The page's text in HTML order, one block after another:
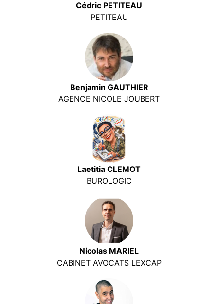
Cédric PETITEAU
PETITEAU
Benjamin GAUTHIER
AGENCE NICOLE JOUBERT
Laetitia CLEMOT
BUROLOGIC
Nicolas MARIEL
CABINET AVOCATS LEXCAP